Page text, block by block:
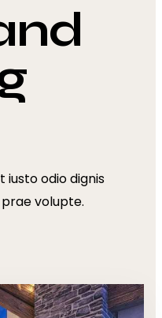
iusto odio dignis
volupte.